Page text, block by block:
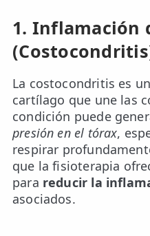
1. Inflamación
La costocondritis es
cartílago que une las
condición puede
presión en el tórax,
respirar
que la fisioterapia
para reducir la
asociados.